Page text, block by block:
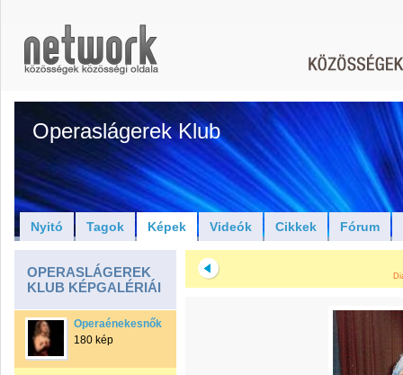
Operaslágerek Klub
Nyitó Tagok Képek Videók Cikkek Fórum
OPERASLÁGEREK
KLUB KÉPGALÉRIÁI
Operaénekesnők
180 kép